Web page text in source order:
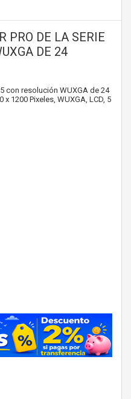
PRO DE LA SERIE
DE 24
con resolución WUXGA de 24
1200 Pixeles, WUXGA, LCD, 5